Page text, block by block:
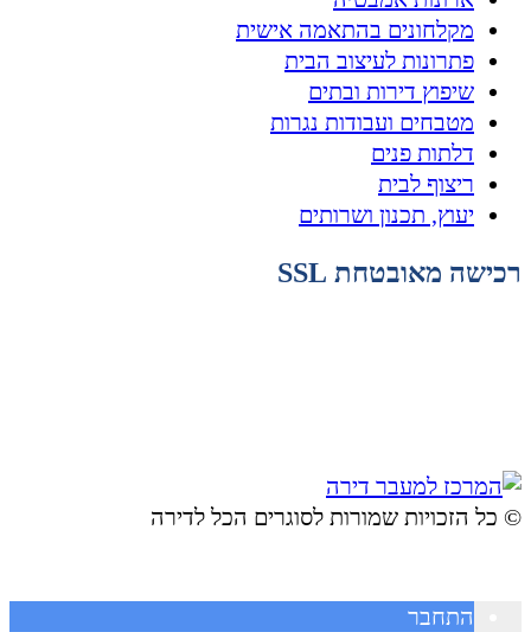
מקלחונים בהתאמה אישית
פתרונות לעיצוב הבית
שיפוץ דירות ובתים
מטבחים ועבודות נגרות
דלתות פנים
ריצוף לבית
יעוץ, תכנון ושרותים
רכישה מאובטחת SSL
© ​כל הזכויות שמורות לסוגרים הכל לדירה
התחבר